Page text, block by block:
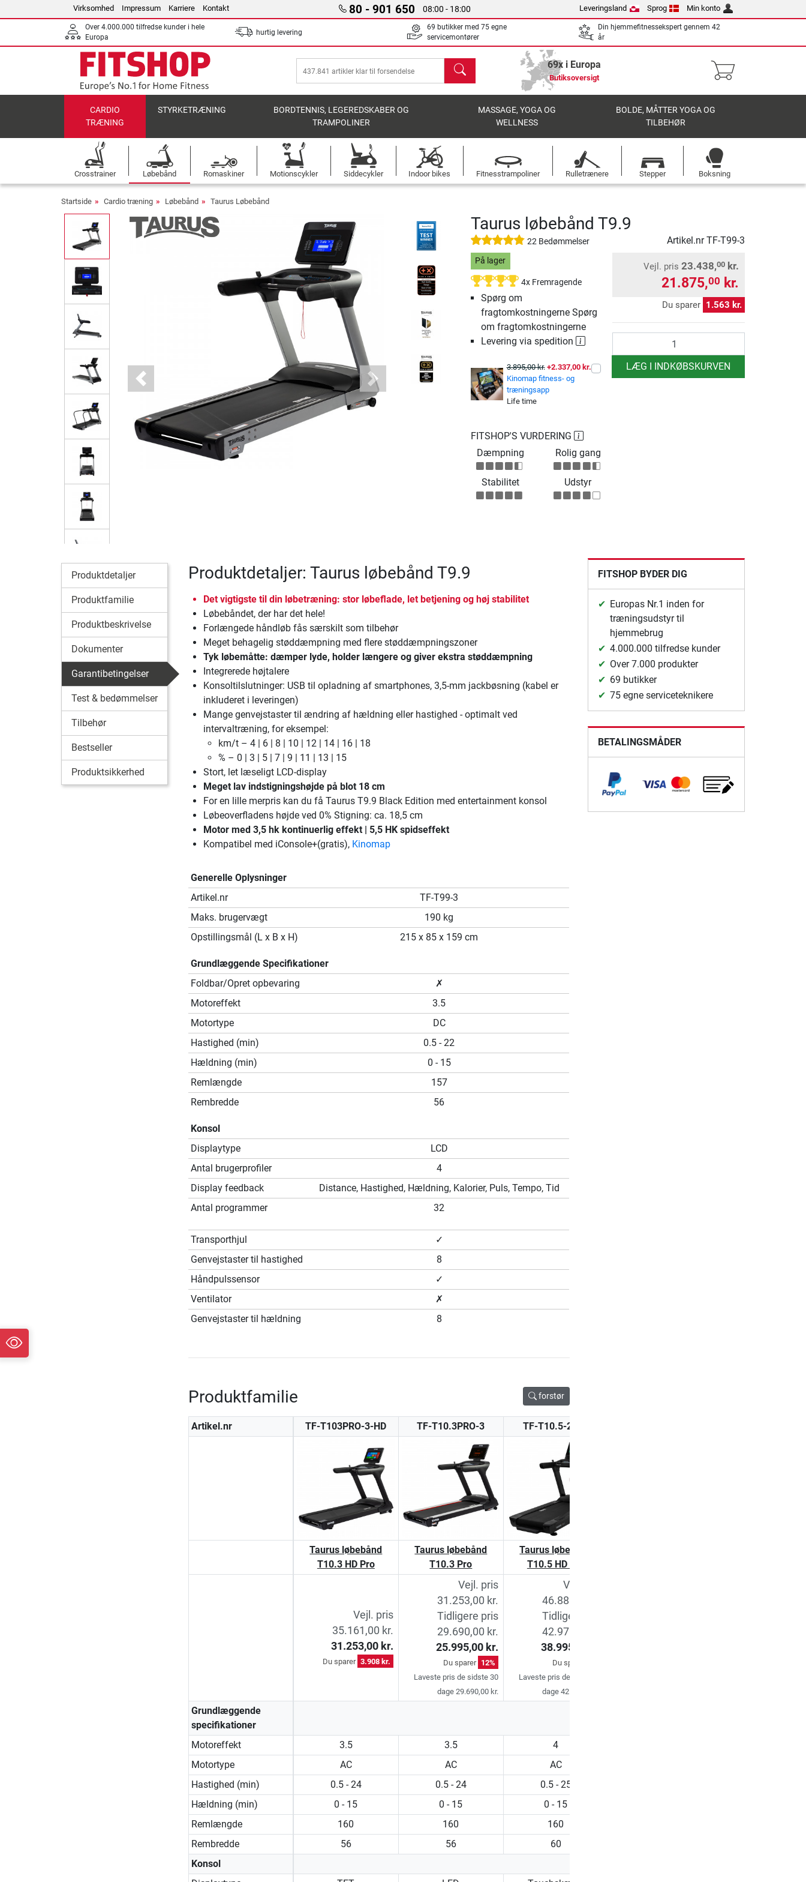
Virksomhed Impressum Karriere Kontakt 80 - 901 650 08:00 - 18:00 Leveringsland Sprog Min konto
Over 4.000.000 tilfredse kunder i hele
Europa
hurtig levering
69 butikker med 75 egne
servicemontører
Din hjemmefitnessekspert gennem 42
år
søg 69x i Europa
Butiksoversigt
CARDIO
TRÆNING
STYRKETRÆNING
BORDTENNIS, LEGEREDSKABER OG
TRAMPOLINER
MASSAGE, YOGA OG
WELLNESS
BOLDE, MÅTTER YOGA OG
TILBEHØR
Crosstrainer Løbebånd Romaskiner Motionscykler Siddecykler Indoor bikes Fitnesstrampoliner Rulletrænere Stepper Boksning
Startside Cardio træning Løbebånd Taurus Løbebånd
Previous Next
Taurus løbebånd T9.9
22 Bedømmelser Artikel.nrTF-T99-3
På lager
4x Fremragende
Spørg om
fragtomkostningerne Spørg
om fragtomkostningerne
Levering via spedition
3.895,00 kr. +2.337,00 kr.
Kinomap fitness- og
træningsapp
Life time
Vejl. pris 23.438,00 kr.
21.875,00 kr.
Du sparer 1.563 kr.
LÆG I INDKØBSKURVEN
FITSHOP'S VURDERING
Dæmpning
Rolig gang
Stabilitet Udstyr
Produktdetaljer
Produktfamilie
Produktbeskrivelse
Dokumenter
Garantibetingelser
Test & bedømmelser
Tilbehør
Bestseller
Produktsikkerhed
Produktdetaljer: Taurus løbebånd T9.9
Det vigtigste til din løbetræning: stor løbeflade, let betjening og høj stabilitet
Løbebåndet, der har det hele!
Forlængede håndløb fås særskilt som tilbehør
Meget behagelig støddæmpning med flere støddæmpningszoner
Tyk løbemåtte: dæmper lyde, holder længere og giver ekstra støddæmpning
Integrerede højtalere
Konsoltilslutninger: USB til opladning af smartphones, 3,5-mm jackbøsning (kabel er
inkluderet i leveringen)
Mange genvejstaster til ændring af hældning eller hastighed - optimalt ved
intervaltræning, for eksempel:
km/t – 4 | 6 | 8 | 10 | 12 | 14 | 16 | 18
% – 0 | 3 | 5 | 7 | 9 | 11 | 13 | 15
Stort, let læseligt LCD-display
Meget lav indstigningshøjde på blot 18 cm
For en lille merpris kan du få Taurus T9.9 Black Edition med entertainment konsol
Løbeoverfladens højde ved 0% Stigning: ca. 18,5 cm
Motor med 3,5 hk kontinuerlig effekt | 5,5 HK spidseffekt
Kompatibel med iConsole+(gratis), Kinomap
Generelle Oplysninger
Artikel.nr
TF-T99-3
Maks. brugervægt
190 kg
Opstillingsmål (L x B x H)
215 x 85 x 159 cm
Grundlæggende Specifikationer
Foldbar/Opret opbevaring
✗
Motoreffekt
3.5
Motortype
DC
Hastighed (min)
0.5 - 22
Hældning (min)
0 - 15
Remlængde
157
Rembredde
56
Konsol
Displaytype
LCD
Antal brugerprofiler
4
Display feedback
Distance, Hastighed, Hældning, Kalorier, Puls, Tempo, Tid
Antal programmer
32
Transporthjul
✓
Genvejstaster til hastighed
8
Håndpulssensor
✓
Ventilator
✗
Genvejstaster til hældning
8
Produktfamilie forstør
Artikel.nr TF-T103PRO-3-HD TF-T10.3PRO-3 TF-T10.5-2-HD
Taurus løbebånd
T10.3 HD Pro
Taurus løbebånd
T10.3 Pro
Taurus løbebånd
T10.5 HD Pro
Vejl. pris
35.161,00 kr.
31.253,00 kr.
Du sparer 3.908 kr.
Vejl. pris
31.253,00 kr.
Tidligere pris
29.690,00 kr.
25.995,00 kr.
Du sparer 12%
Laveste pris de sidste 30
dage 29.690,00 kr.
Vejl. pris
46.883,00 kr.
Tidligere pris
42.976,00 kr.
38.995,00 kr.
Du sparer
Laveste pris de sidste 30
dage 42.976,00 kr.
Grundlæggende
specifikationer
Motoreffekt
3.5 3.5 4
Motortype
AC AC AC
Hastighed (min)
0.5 - 24 0.5 - 24 0.5 - 25
Hældning (min)
0 - 15 0 - 15 0 - 15
Remlængde
160 160 160
Rembredde
56 56 60
Konsol
FITSHOP BYDER DIG
Europas Nr.1 inden for
træningsudstyr til
hjemmebrug
4.000.000 tilfredse kunder
Over 7.000 produkter
69 butikker
75 egne serviceteknikere
BETALINGSMÅDER